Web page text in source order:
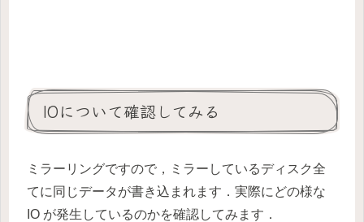
IOについて確認してみる
ミラーリングですので，ミラーしているディスク全
てに同じデータが書き込まれます．実際にどの様な
IO が発生しているのかを確認してみます．